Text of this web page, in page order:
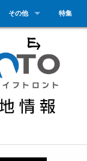
その他 特集